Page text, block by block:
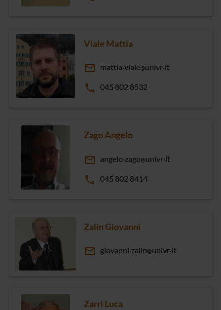
Viale Mattia
email mattia viale univr it
phone 045 802 8532
Zago Angelo
email angelo zago univr it
phone 045 802 8414
Zalin Giovanni
email giovanni zalin univr it
Zarri Luca